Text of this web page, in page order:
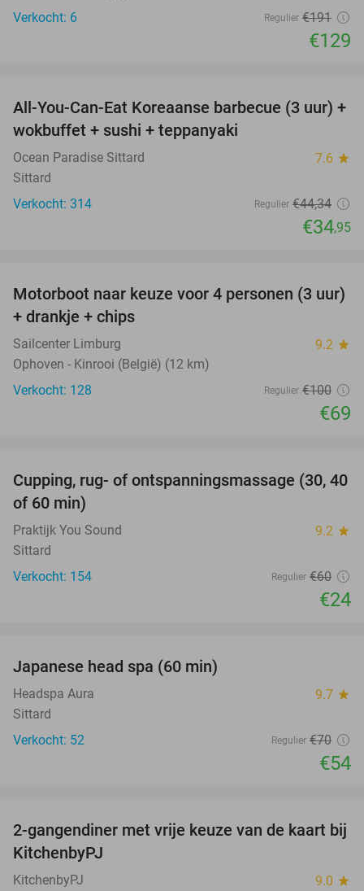
Verkocht: 6
Regulier €191
€129
21%
All-You-Can-Eat Koreaanse barbecue (3 uur) +
wokbuffet + sushi + teppanyaki
Ocean Paradise Sittard 7.6 star
Sittard
Verkocht: 314
Regulier €44,34
€34,95
31%
Motorboot naar keuze voor 4 personen (3 uur)
+ drankje + chips
Sailcenter Limburg 9.2 star
Ophoven - Kinrooi (België) (12 km)
Verkocht: 128
Regulier €100
€69
60%
Cupping, rug- of ontspanningsmassage (30, 40
of 60 min)
Praktijk You Sound 9.2 star
Sittard
Verkocht: 154
Regulier €60
€24
Japanese head spa (60 min)
Headspa Aura 9.7 star
Sittard
Verkocht: 52
Regulier €70
€54
23%
2-gangendiner met vrije keuze van de kaart bij
KitchenbyPJ
KitchenbyPJ 9.0 star